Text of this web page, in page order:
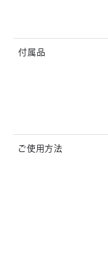
付属品
ご使用方法